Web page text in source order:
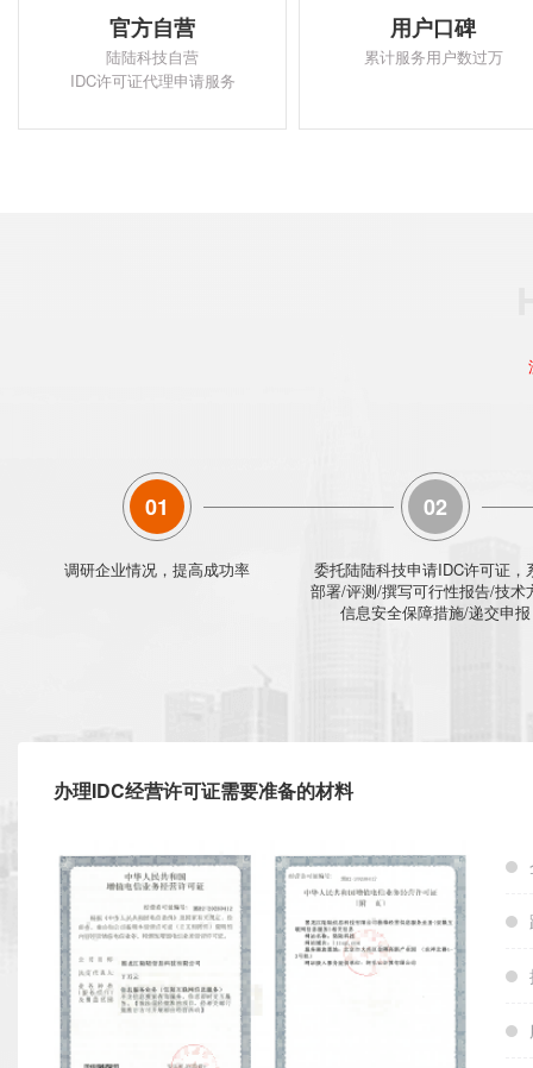
官方自营
陆陆科技自营
IDC许可证代理申请服务
用户口碑
累计服务用户数过万
01
调研企业情况，提高成功率
02
委托陆陆科技申请IDC许可证，
部署/评测/撰写可行性报告/技术
信息安全保障措施/递交申报
办理IDC经营许可证需要准备的材料